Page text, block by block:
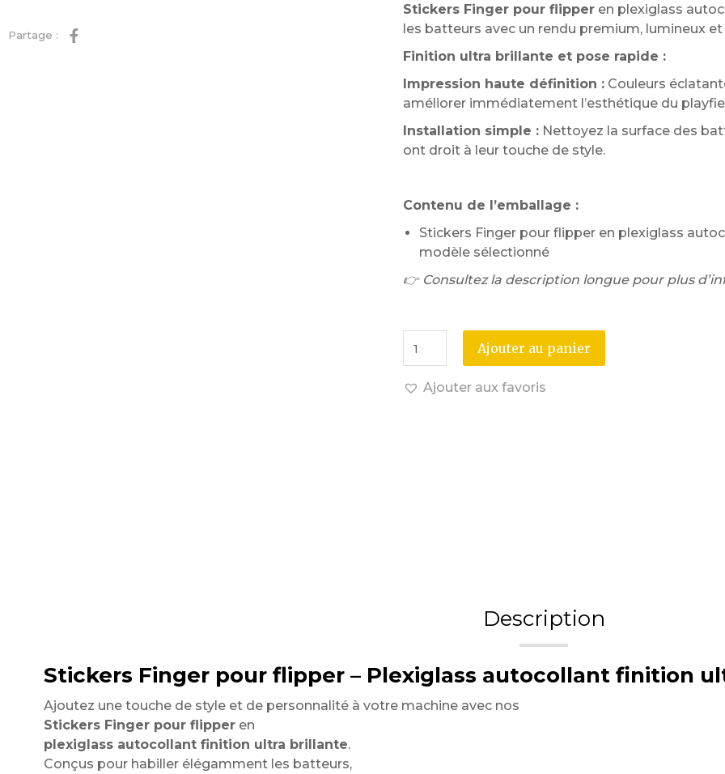
Partage :
Stickers Finger pour flipperen plexiglass
les batteurs avec un rendu premium, lumineux
Finition ultra brillante et pose rapide :
Impression haute définition :Couleurs
améliorer immédiatement l’esthétique du
Installation simple :Nettoyez la surface des
ont droit à leur touche de style.
Contenu de l’emballage :
Stickers Finger pour flipper en plexiglass
modèle sélectionné
👉 Consultez la description longue pour plus
Ajouter au panier
Ajouter aux favoris
Description
Stickers Finger pour flipper – Plexiglass autocollant finition
Ajoutez une touche de style et de personnalité à votre machine avec nos
Stickers Finger pour flipperen
plexiglass autocollant finition ultra brillante.
Conçus pour habiller élégamment les batteurs,